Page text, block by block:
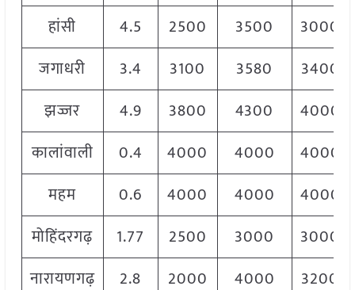
हांसी
4.5 2500 3500
3000
जगाधरी
3.4 3100 3580
3400
झज्जर
4.9 3800 4300
4000
कालांवाली
0.4 4000 4000
4000
महम
0.6 4000 4000
4000
मोहिंदरगढ़
1.77 2500 3000
3000
नारायणगढ़
2.8 2000 4000
3200